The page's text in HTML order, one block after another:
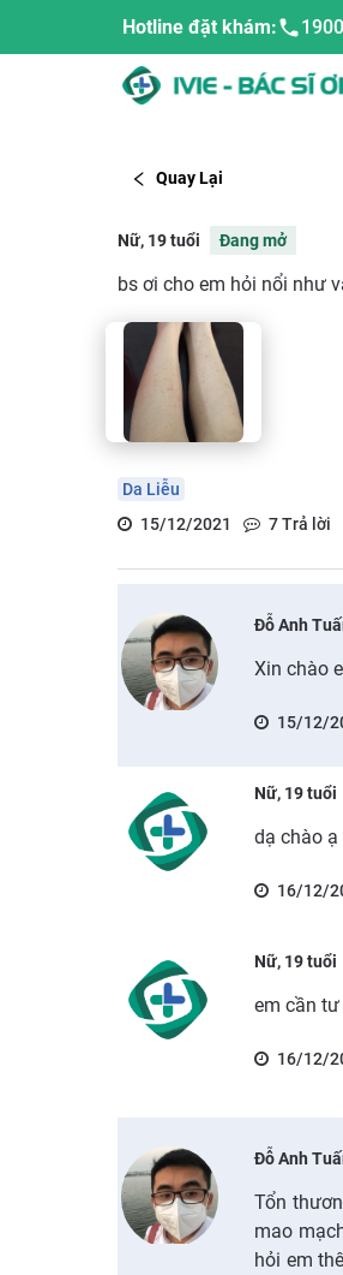
Hotline đặt khám:
Quay Lại
Nữ, 19 tuổi Đang mở
bs ơi cho em hỏi nổi như
Da Liễu
15/12/2021
7Trả lời
Đỗ Anh
Xin chào
15/12/
Nữ, 19 tuổi
dạ chào ạ
16/12/
Nữ, 19 tuổi
em cần tư
16/12/
Đỗ Anh
Tổn
mao
hỏi em